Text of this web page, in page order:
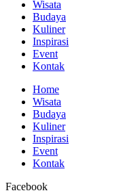
Wisata
Budaya
Kuliner
Inspirasi
Event
Kontak
Home
Wisata
Budaya
Kuliner
Inspirasi
Event
Kontak
Facebook